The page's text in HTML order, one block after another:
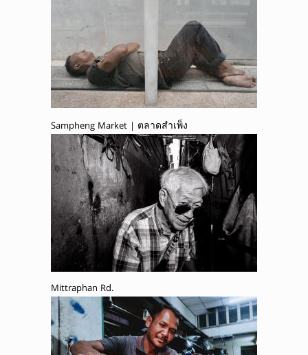
Sampheng Market | ตลาดสำเพ็ง
Mittraphan Rd.